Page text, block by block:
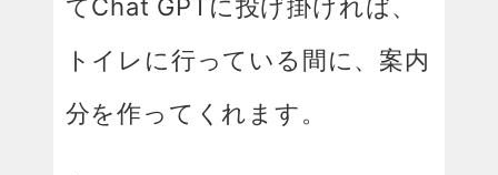
てChat GPTに投げ掛ければ、
トイレに行っている間に、案内
分を作ってくれます。